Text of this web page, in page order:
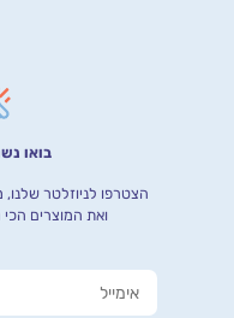
בואו
הצטרפו לניוזלטר שלנו,
ואת המוצרים